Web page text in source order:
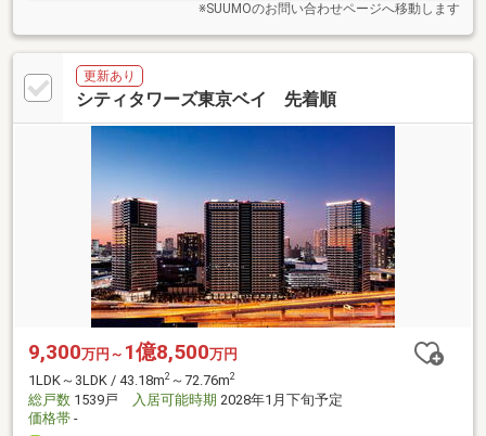
※SUUMOのお問い合わせページへ移動します
更新あり
シティタワーズ東京ベイ 先着順
9,300万円～ 1億8,500万円
1LDK～3LDK / 43.18m2 ～72.76m2
総戸数 1539戸 入居可能時期 2028年1月下旬予定
価格帯 -